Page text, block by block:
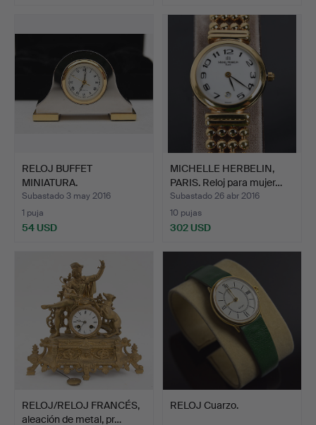
RELOJ BUFFET
MINIATURA.
Subastado 3 may 2016
1 puja
54 USD
MICHELLE HERBELIN,
PARIS. Reloj para mujer…
Subastado 26 abr 2016
10 pujas
302 USD
RELOJ/RELOJ FRANCÉS,
aleación de metal, pr…
RELOJ Cuarzo.